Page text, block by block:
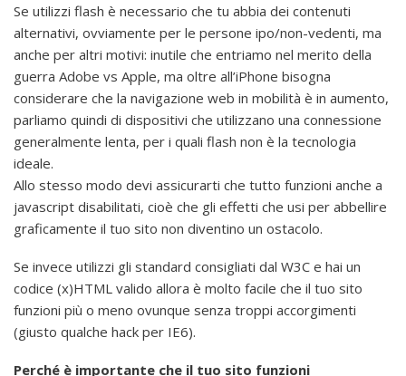
Se utilizzi flash è necessario che tu abbia dei contenuti
alternativi, ovviamente per le persone ipo/non-vedenti, ma
anche per altri motivi: inutile che entriamo nel merito della
guerra Adobe vs Apple, ma oltre all’iPhone bisogna
considerare che la navigazione web in mobilità è in aumento,
parliamo quindi di dispositivi che utilizzano una connessione
generalmente lenta, per i quali flash non è la tecnologia
ideale.
Allo stesso modo devi assicurarti che tutto funzioni anche a
javascript disabilitati, cioè che gli effetti che usi per abbellire
graficamente il tuo sito non diventino un ostacolo.
Se invece utilizzi gli standard consigliati dal W3C e hai un
codice (x)HTML valido allora è molto facile che il tuo sito
funzioni più o meno ovunque senza troppi accorgimenti
(giusto qualche hack per IE6).
Perché è importante che il tuo sito funzioni